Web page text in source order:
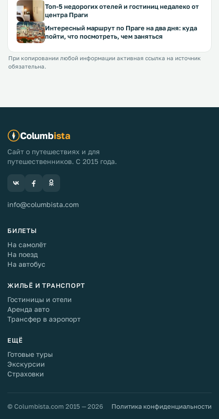
Топ-5 недорогих отелей и гостиниц недалеко от
центра Праги
Интересный маршрут по Праге на два дня: куда
пойти, что посмотреть, чем заняться
При копировании любой информации активная ссылка на источник
обязательна.
Columbista
Сайт о путешествиях и для
путешественников. С 2015 года.
info@columbista.com
БИЛЕТЫ
На самолёт
На поезд
На автобус
ЖИЛЬЁ И ТРАНСПОРТ
Гостиницы и отели
Аренда авто
Трансфер в аэропорт
ЕЩЁ
Готовые туры
Экскурсии
Страховки
© Columbista.com 2015 — 2026 Политика конфиденциальности